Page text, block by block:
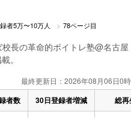
者5万〜10万人 78ページ目
長の革命的ボイトレ塾@名古屋
。
最終更新日：2026年08月06日0時
者数 30日登録者増減 総